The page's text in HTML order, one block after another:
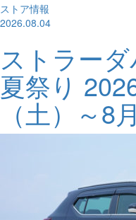
ストア情報
2026.08.04
ストラー
夏祭り
（土）～8